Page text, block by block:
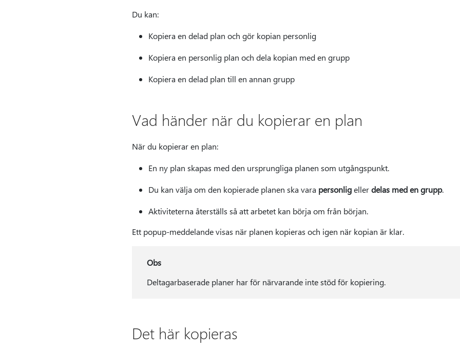
Du kan:
Kopiera en delad plan och gör kopian personlig
Kopiera en personlig plan och dela kopian med en grupp
Kopiera en delad plan till en annan grupp
Vad händer när du kopierar en plan
När du kopierar en plan:
En ny plan skapas med den ursprungliga planen som utgångspunkt.
Du kan välja om den kopierade planen ska vara personligellerdelas med en grupp.
Aktiviteterna återställs så att arbetet kan börja om från början.
Ett popup-meddelande visas när planen kopieras och igen när kopian är klar.
Obs
Deltagarbaserade planer har för närvarande inte stöd för kopiering.
Det här kopieras